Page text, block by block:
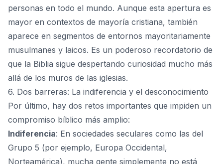
personas en todo el mundo. Aunque esta apertura es
mayor en contextos de mayoría cristiana, también
aparece en segmentos de entornos mayoritariamente
musulmanes y laicos. Es un poderoso recordatorio de
que la Biblia sigue despertando curiosidad mucho más
allá de los muros de las iglesias.
6. Dos barreras: La indiferencia y el desconocimiento
Por último, hay dos retos importantes que impiden un
compromiso bíblico más amplio:
Indiferencia: En sociedades seculares como las del
Grupo 5 (por ejemplo, Europa Occidental,
Norteamérica), mucha gente simplemente no está